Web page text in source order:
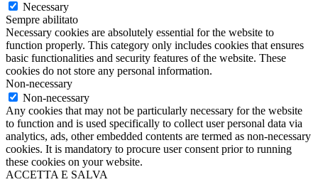
Necessary
Sempre abilitato
Necessary cookies are absolutely essential for the website to
function properly. This category only includes cookies that ensures
basic functionalities and security features of the website. These
cookies do not store any personal information.
Non-necessary
Non-necessary
Any cookies that may not be particularly necessary for the website
to function and is used specifically to collect user personal data via
analytics, ads, other embedded contents are termed as non-necessary
cookies. It is mandatory to procure user consent prior to running
these cookies on your website.
ACCETTA E SALVA